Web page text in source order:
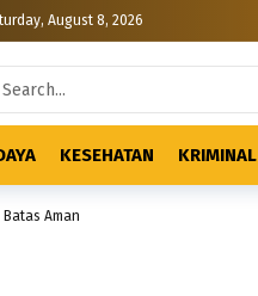
August 8, 2026
KESEHATAN KRIMINAL
Aman